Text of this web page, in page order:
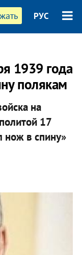
РУС
1939 года
полякам
на
17
нож в спину»